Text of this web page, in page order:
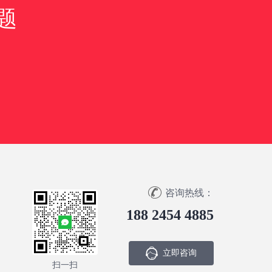
咨询热线：
188 2454 4885
立即咨询
扫一扫